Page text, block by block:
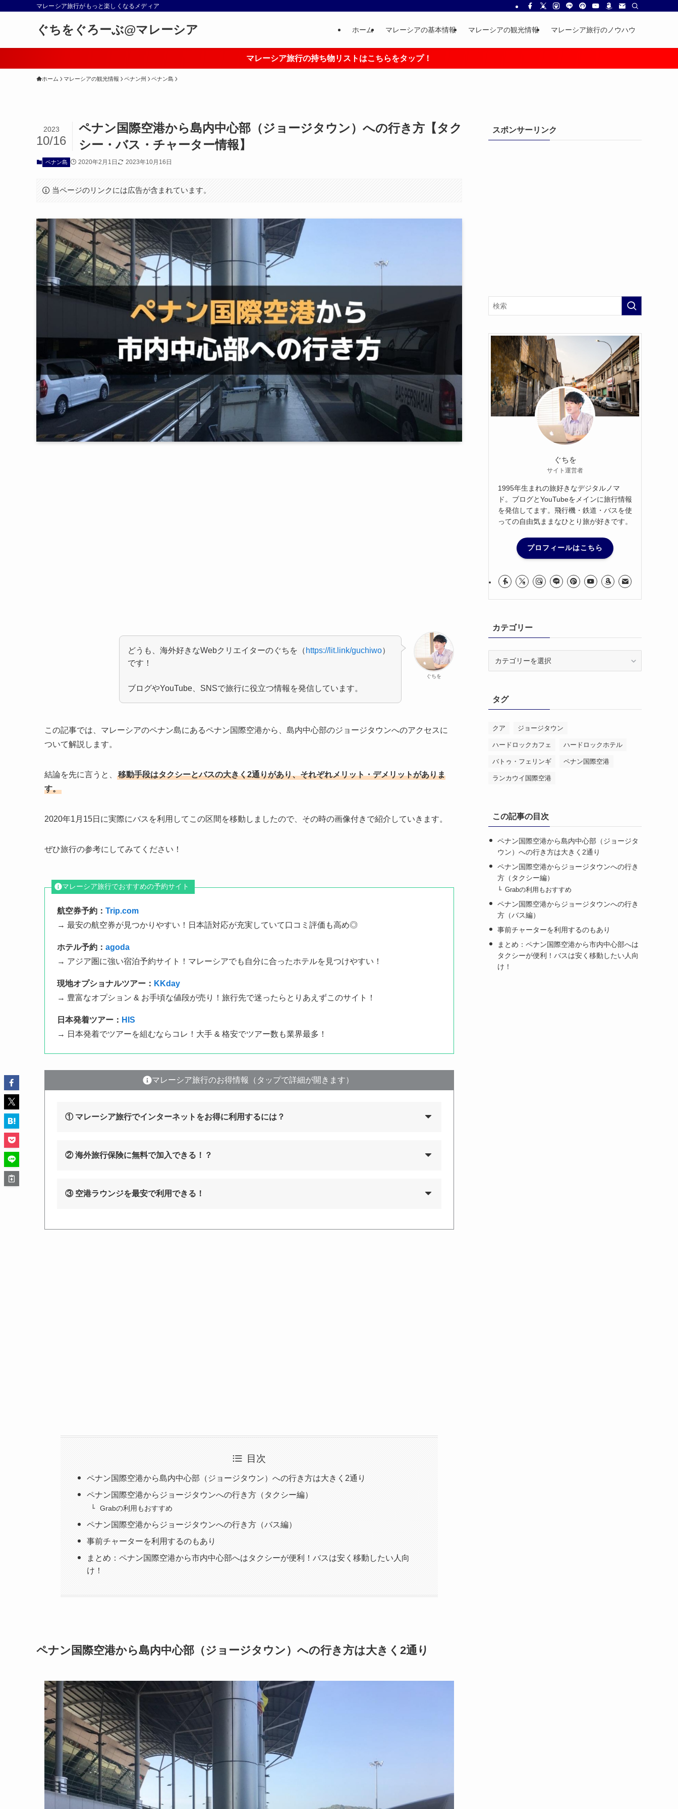
マレーシア旅行がもっと楽しくなるメディア
ぐちをぐろーぶ@マレーシア ホーム マレーシアの基本情報 マレーシアの観光情報 マレーシア旅行のノウハウ
マレーシア旅行の持ち物リストはこちらをタップ！
ホーム マレーシアの観光情報 ペナン州 ペナン島
ペナン国際空港から島内中心部（ジョージタウン）への行き方【タク
シー・バス・チャーター情報】
2023
10/16
ペナン島 2020年2月1日 2023年10月16日
当ページのリンクには広告が含まれています。
ぐちを
どうも、海外好きなWebクリエイターのぐちを（ https://lit.link/guchiwo）
です！
ブログやYouTube、SNSで旅行に役立つ情報を発信しています。
この記事では、マレーシアのペナン島にあるペナン国際空港から、島内中心部のジョージタウンへのアクセスに
ついて解説します。
結論を先に言うと、
移動手段はタクシーとバスの大きく2通りがあり、それぞれメリット・デメリットがありま
す。
2020年1月15日に実際にバスを利用してこの区間を移動しましたので、その時の画像付きで紹介していきます。
ぜひ旅行の参考にしてみてください！
マレーシア旅行でおすすめの予約サイト
航空券予約： Trip.com
→ 最安の航空券が見つかりやすい！日本語対応が充実していて口コミ評価も高め◎
ホテル予約： agoda
→ アジア圏に強い宿泊予約サイト！マレーシアでも自分に合ったホテルを見つけやすい！
現地オプショナルツアー： KKday
→ 豊富なオプション & お手頃な値段が売り！旅行先で迷ったらとりあえずこのサイト！
日本発着ツアー： HIS
→ 日本発着でツアーを組むならコレ！大手 & 格安でツアー数も業界最多！
マレーシア旅行のお得情報（タップで詳細が開きます）
① マレーシア旅行でインターネットをお得に利用するには？
② 海外旅行保険に無料で加入できる！？
③ 空港ラウンジを最安で利用できる！
目次
ペナン国際空港から島内中心部（ジョージタウン）への行き方は大きく2通り
ペナン国際空港からジョージタウンへの行き方（タクシー編）
Grabの利用もおすすめ
ペナン国際空港からジョージタウンへの行き方（バス編）
事前チャーターを利用するのもあり
まとめ：ペナン国際空港から市内中心部へはタクシーが便利！バスは安く移動したい人向
け！
ペナン国際空港から島内中心部（ジョージタウン）への行き方は大きく2通り
スポンサーリンク
ぐちを
サイト運営者
1995年生まれの旅好きなデジタルノマ
ド。ブログとYouTubeをメインに旅行情報
を発信してます。飛行機・鉄道・バスを使
っての自由気ままなひとり旅が好きです。
プロフィールはこちら
カテゴリー
ータグ
クア ジョージタウン
ハードロックカフェ ハードロックホテル
バトゥ・フェリンギ ペナン国際空港
ランカウイ国際空港
この記事の目次
ペナン国際空港から島内中心部（ジョージタ
ウン）への行き方は大きく2通り
ペナン国際空港からジョージタウンへの行き
方（タクシー編）
Grabの利用もおすすめ
ペナン国際空港からジョージタウンへの行き
方（バス編）
事前チャーターを利用するのもあり
まとめ：ペナン国際空港から市内中心部へは
タクシーが便利！バスは安く移動したい人向
け！